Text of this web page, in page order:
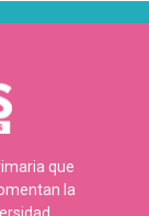
que
la